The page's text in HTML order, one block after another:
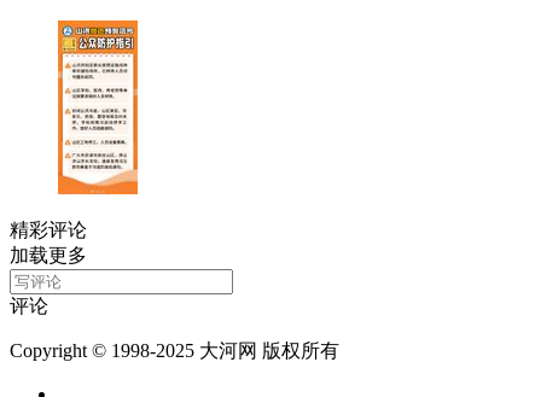
精彩评论
加载更多
评论
Copyright © 1998-2025 大河网 版权所有